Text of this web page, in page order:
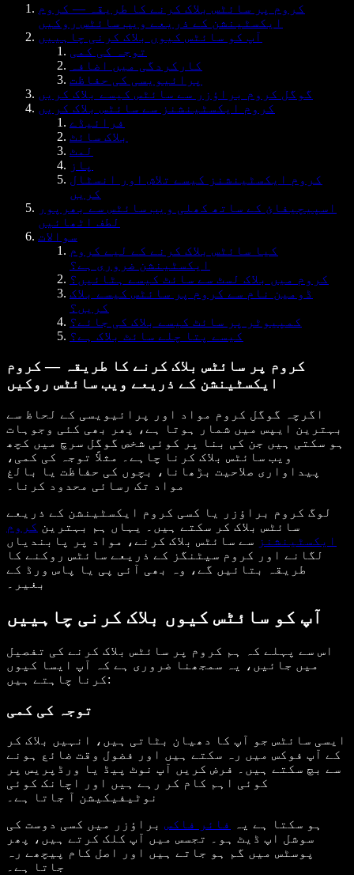
کروم پر سائٹس بلاک کرنے کا طریقہ — کروم
ایکسٹینشن کے ذریعے ویب سائٹس روکیں
آپ کو سائٹس کیوں بلاک کرنی چاہییں
توجہ کی کمی
کارکردگی میں اضافہ
پرائیویسی کی حفاظت
گوگل کروم براؤزر سے سائٹس کیسے بلاک کریں
کروم ایکسٹینشنز سے سائٹس بلاک کریں
فرائیڈے
بلاک سائٹ
لمٹ
پاز
کروم ایکسٹینشنز کیسے تلاش اور انسٹال
کریں
اسپیچیفائ کے ساتھ کھلی ویب سائٹس سے بھرپور
لطف اٹھائیں
سوالات
کیا سائٹس بلاک کرنے کے لیے کروم
ایکسٹینشن ضروری ہے؟
کروم میں بلاک لسٹ سے سائٹ کیسے ہٹائیں؟
ڈومین نام سے کروم پر سائٹس کیسے بلاک
کریں؟
کمپیوٹر پر سائٹ کیسے بلاک کی جائے؟
کیسے پتا چلے سائٹ بلاک ہے؟
کروم پر سائٹس بلاک کرنے کا طریقہ — کروم
ایکسٹینشن کے ذریعے ویب سائٹس روکیں
اگرچہ گوگل کروم مواد اور پرائیویسی کے لحاظ سے
بہترین ایپس میں شمار ہوتا ہے، پھر بھی کئی وجوہات
ہو سکتی ہیں جن کی بنا پر کوئی شخص گوگل سرچ میں کچھ
ویب سائٹس بلاک کرنا چاہے۔ مثلاً توجہ کی کمی،
پیداواری صلاحیت بڑھانا، بچوں کی حفاظت یا بالغ
مواد تک رسائی محدود کرنا۔
لوگ کروم براؤزر یا کسی کروم ایکسٹینشن کے ذریعے
سائٹس بلاک کر سکتے ہیں۔ یہاں ہم بہترین کروم
ایکسٹینشنز سے سائٹس بلاک کرنے، مواد پر پابندیاں
لگانے اور کروم سیٹنگز کے ذریعے سائٹس روکنے کا
طریقہ بتائیں گے، وہ بھی آئی پی یا پاس ورڈ کے
بغیر۔
آپ کو سائٹس کیوں بلاک کرنی چاہییں
اس سے پہلے کہ ہم کروم پر سائٹس بلاک کرنے کی تفصیل
میں جائیں، یہ سمجھنا ضروری ہے کہ آپ ایسا کیوں
کرنا چاہتے ہیں:
توجہ کی کمی
ایسی سائٹس جو آپ کا دھیان بٹاتی ہیں، انہیں بلاک کر
کے آپ فوکس میں رہ سکتے ہیں اور فضول وقت ضائع ہونے
سے بچ سکتے ہیں۔ فرض کریں آپ نوٹ پیڈ یا ورڈپریس پر
کوئی اہم کام کر رہے ہیں اور اچانک کوئی
نوٹیفیکیشن آ جاتا ہے۔
ہو سکتا ہے یہ
فائر فاکس براؤزر میں کسی دوست کی
سوشل اپ ڈیٹ ہو۔ تجسس میں آپ کلک کرتے ہیں، پھر
پوسٹس میں گم ہو جاتے ہیں اور اصل کام پیچھے رہ
جاتا ہے۔